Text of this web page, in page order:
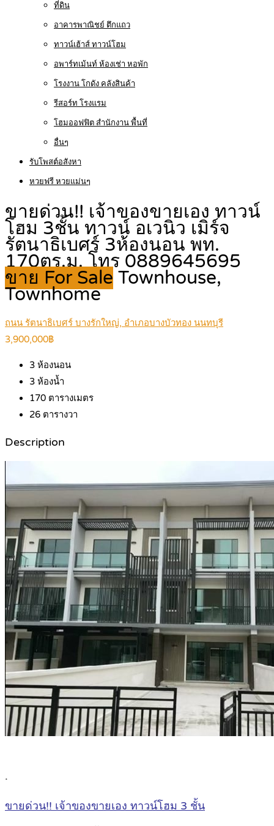
ที่ดิน
อาคารพาณิชย์ ตึกแถว
ทาวน์เฮ้าส์ ทาวน์โฮม
อพาร์ทเม้นท์ ห้องเช่า หอพัก
โรงงาน โกดัง คลังสินค้า
รีสอร์ท โรงแรม
โฮมออฟฟิต สำนักงาน พื้นที่
อื่นๆ
รับโพสต์อสังหา
หวยฟรี หวยแม่นๆ
ขายด่วน!! เจ้าของขายเอง ทาวน์
โฮม 3ชั้น ทาวน์ อเวนิว เมิร์จ
รัตนาธิเบศร์ 3ห้องนอน พท.
170ตร.ม. โทร 0889645695
ขาย For Sale Townhouse,
Townhome
ถนน รัตนาธิเบศร์ บางรักใหญ่, อำเภอบางบัวทอง นนทบุรี
3,900,000฿
3 ห้องนอน
3 ห้องน้ำ
170 ตารางเมตร
26 ตารางวา
Description
.
ขายด่วน!! เจ้าของขายเอง ทาวน์โฮม 3 ชั้น